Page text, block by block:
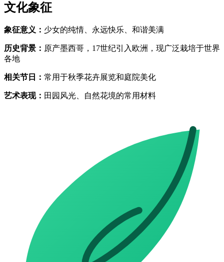
文化象征
象征意义 ： 少女的纯情、永远快乐、和谐美满
历史背景 ： 原产墨西哥，17世纪引入欧洲，现广泛栽培于世界
各地
相关节日 ： 常用于秋季花卉展览和庭院美化
艺术表现： 田园风光、自然花境的常用材料